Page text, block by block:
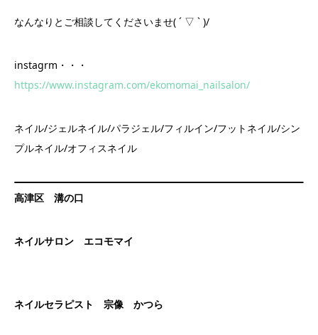
なんなりとご相談してくださいませ( ´ ▽ ` )/
instagrm・・・
https://www.instagram.com/ekomomai_nailsalon/
ネイル/ジェルネイル/パラジェル/フィルイン/フットネイル/シン
プルネイル/オフィスネイル
高津区 溝の口
ネイルサロン エコモマイ
ネイルセラピスト 宗像 かつら